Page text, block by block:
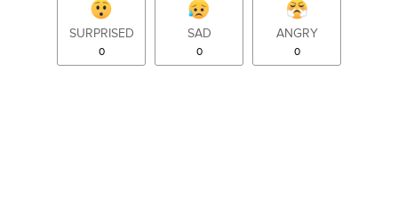
SURPRISED
0
SAD
0
ANGRY
0